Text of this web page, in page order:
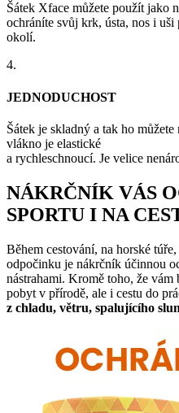
Šátek Xface můžete použít jako
ochráníte svůj krk, ústa, nos i
okolí.
4.
JEDNODUCHOST
Šátek je skladný a tak ho
vlákno je elastické
a rychleschnoucí. Je velice
NÁKRČNÍK VÁS
SPORTU I NA
Během cestování, na horské
odpočinku je nákrčník účinnou
nástrahami. Kromě toho, že vám
pobyt v přírodě, ale i cestu do
z chladu, větru, spalujícího